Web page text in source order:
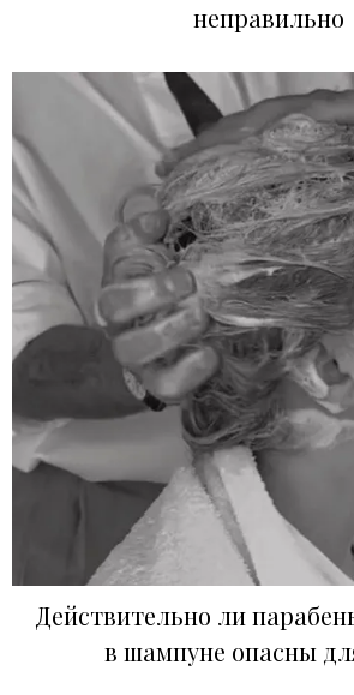
неправильно
Действительно ли
в шампуне опасны